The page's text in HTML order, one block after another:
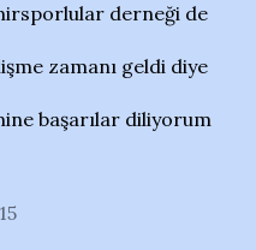
derneği de
zamanı geldi diye
başarılar diliyorum